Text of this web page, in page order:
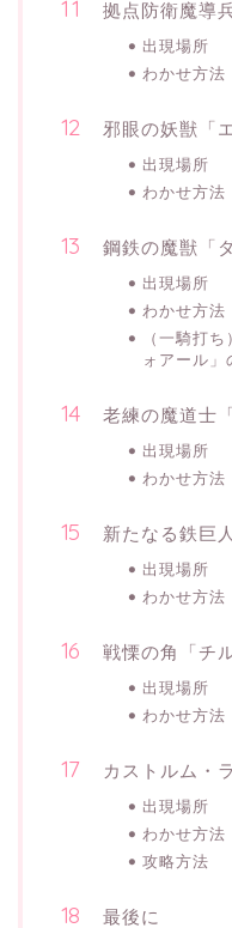
拠点防衛魔導
出現場所
わかせ方法
邪眼の妖獣「
出現場所
わかせ方法
鋼鉄の魔獣「
出現場所
わかせ方法
（一騎打
ォアール」
老練の魔道士
出現場所
わかせ方法
新たなる鉄巨
出現場所
わかせ方法
戦慄の角「チ
出現場所
わかせ方法
カストルム・
出現場所
わかせ方法
攻略方法
最後に